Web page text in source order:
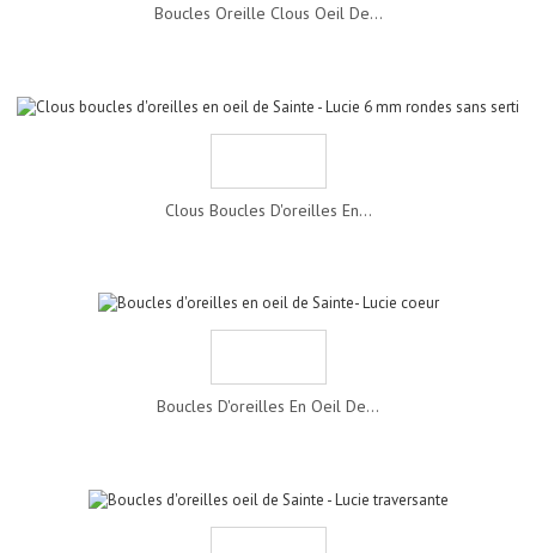
Boucles Oreille Clous Oeil De...
Clous Boucles D'oreilles En...
Boucles D'oreilles En Oeil De...